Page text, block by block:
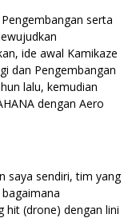
serta
ide awal Kamikaze
dan Pengembangan
lalu, kemudian
dengan Aero
saya sendiri, tim yang
hit (drone) dengan lini